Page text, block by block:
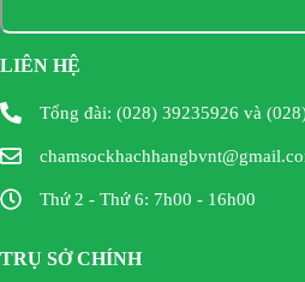
LIÊN HỆ
Tổng đài: (028) 39235926 và
Thứ 2 - Thứ 6: 7h00 - 16h00
TRỤ SỞ CHÍNH